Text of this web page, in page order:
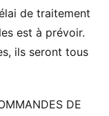
de traitement
est à prévoir.
ils seront tous
DE